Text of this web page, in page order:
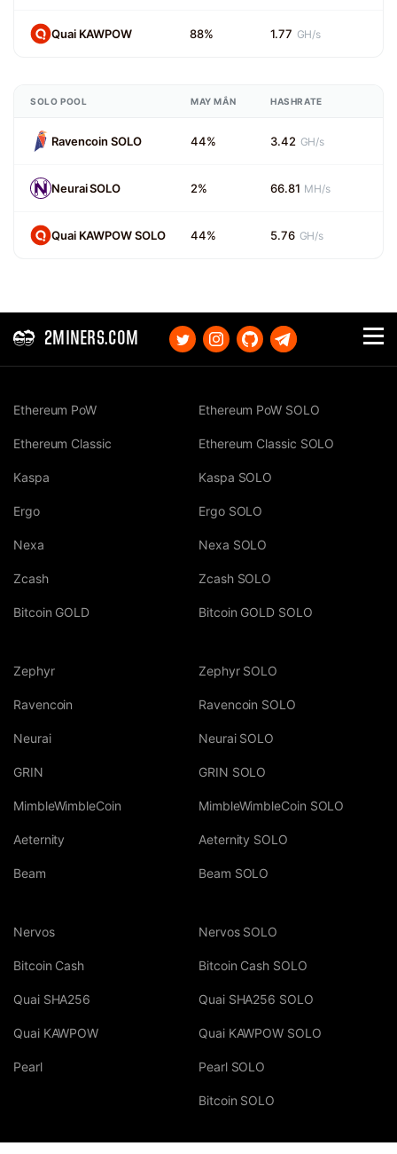
Quai KAWPOW 88% 1.77 GH/s
SOLO POOL MAY MẮN HASHRATE
Ravencoin SOLO 44% 3.42 GH/s
Neurai SOLO 2% 66.81 MH/s
Quai KAWPOW SOLO 44% 5.76 GH/s
2MINERS.COM
Ethereum PoW
Ethereum Classic
Kaspa
Ergo
Nexa
Zcash
Bitcoin GOLD
Ethereum PoW SOLO
Ethereum Classic SOLO
Kaspa SOLO
Ergo SOLO
Nexa SOLO
Zcash SOLO
Bitcoin GOLD SOLO
Zephyr
Ravencoin
Neurai
GRIN
MimbleWimbleCoin
Aeternity
Beam
Zephyr SOLO
Ravencoin SOLO
Neurai SOLO
GRIN SOLO
MimbleWimbleCoin SOLO
Aeternity SOLO
Beam SOLO
Nervos
Bitcoin Cash
Quai SHA256
Quai KAWPOW
Pearl
Nervos SOLO
Bitcoin Cash SOLO
Quai SHA256 SOLO
Quai KAWPOW SOLO
Pearl SOLO
Bitcoin SOLO